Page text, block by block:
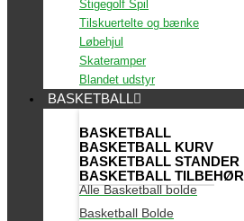
Stigegolf Spil
Tilskuertelte og bænke
Løbehjul
Skateramper
Blandet udstyr
BASKETBALL
BASKETBALL
BASKETBALL KURV
BASKETBALL STANDER
BASKETBALL TILBEHØR
Alle Basketball bolde
Basketball Bolde